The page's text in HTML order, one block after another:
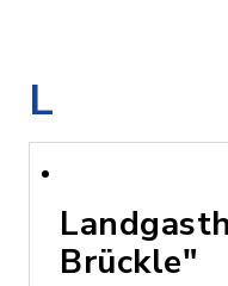
L
Brückle"